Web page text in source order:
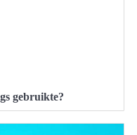
gebruikte?